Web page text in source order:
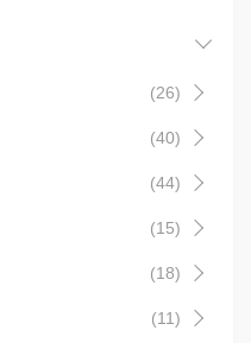
(26)
(40)
(44)
(15)
(18)
(11)